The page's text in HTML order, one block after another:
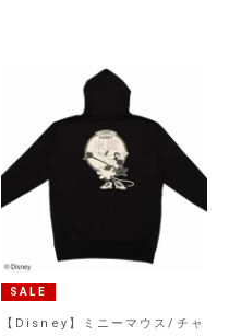
SALE
【Disney】ミニーマウス/チャ